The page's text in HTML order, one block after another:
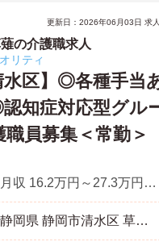
更新日：2026年06月03日 求
の介護職求人
リティ
水区】◎各種手当
知症対応型グル
員募集＜常勤＞
月収 16.2万円～27.3万円程度
静岡県 静岡市清水区 草薙１－２３－１６